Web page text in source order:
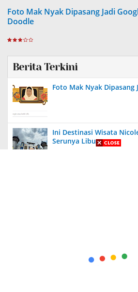
Foto Mak Nyak Dipasang Jadi
Doodle
Berita Terkini
Foto Mak Nyak Dipasang
Ini Destinasi Wisata
Serunya Liburan